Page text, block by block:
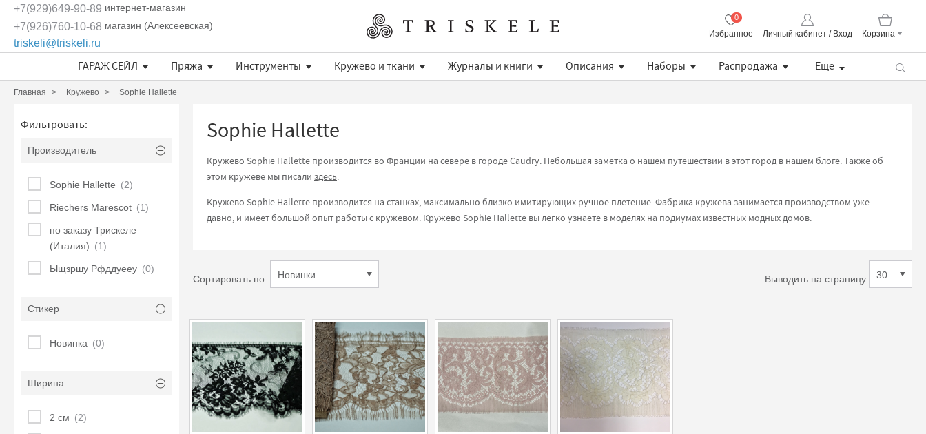
+7(929)649-90-89 интернет-магазин
+7(926)760-10-68 магазин (Алексеевская)
triskeli@triskeli.ru
Избранное
0
Личный кабинет / Вход Корзина
Корзина пуста
ГАРАЖ СЕЙЛ
Пряжа Инструменты Кружево и ткани Журналы и книги Описания Наборы Распродажа Ещё
Главная Кружево Sophie Hallette
Фильтровать:
Производитель
Sophie Hallette (2)
Riechers Marescot (1)
по заказу Трискеле
(Италия) (1)
Ыщзршу Рфддуееу (0)
Стикер
Новинка (0)
Ширина
2 см (2)
Sophie Hallette
Кружево Sophie Hallette производится во Франции на севере в городе Caudry. Небольшая заметка о нашем путешествии в этот город в нашем блоге. Также об
этом кружеве мы писали здесь.
Кружево Sophie Hallette производится на станках, максимально близко имитирующих ручное плетение. Фабрика кружева занимается производством уже
давно, и имеет большой опыт работы с кружевом. Кружево Sophie Hallette вы легко узнаете в моделях на подиумах известных модных домов.
Сортировать по: Выводить на страницу